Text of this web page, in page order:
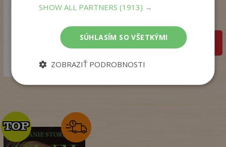
18,99€
14,98€
Winterová Lea
pridať do košíka
TOP
TOP
SHOW ALL PARTNERS(1913) →
SÚHLASÍM SO VŠETKÝMI
ZOBRAZIŤ PODROBNOSTI